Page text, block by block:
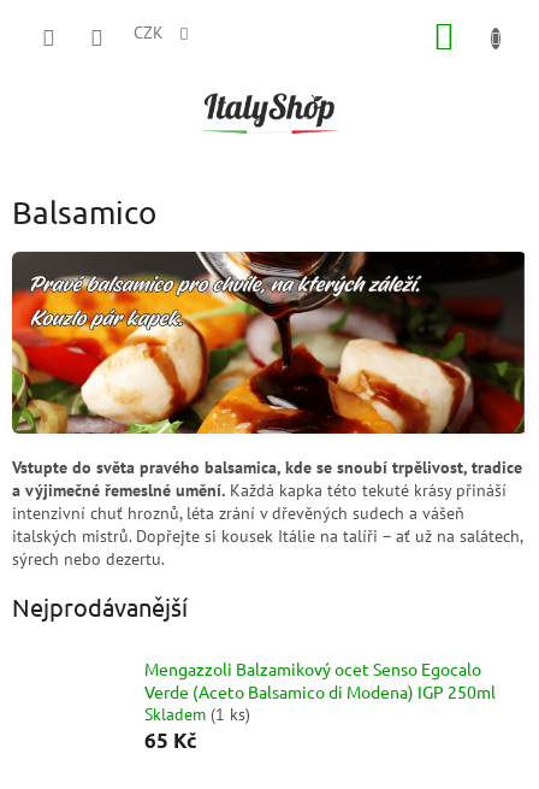
CZK
Balsamico
Vstupte do světa pravého balsamica, kde se snoubí trpělivost, tradice
a výjimečné řemeslné umění. Každá kapka této tekuté krásy přináší
intenzivní chuť hroznů, léta zrání v dřevěných sudech a vášeň
italských mistrů. Dopřejte si kousek Itálie na talíři – ať už na salátech,
sýrech nebo dezertu.
Nejprodávanější
Mengazzoli Balzamikový ocet Senso Egocalo
Verde (Aceto Balsamico di Modena) IGP 250ml
Skladem (1 ks)
65 Kč